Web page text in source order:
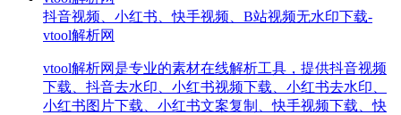
抖音视频、小红书、快手视频、B站视频无水印下载-
vtool解析网
vtool解析网是专业的素材在线解析工具，提供抖音视频
下载、抖音去水印、小红书视频下载、小红书去水印、
小红书图片下载、小红书文案复制、快手视频下载、快